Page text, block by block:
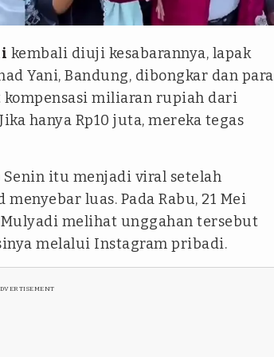
/ TikTok @spirit.id
kembali diuji kesabarannya, lapak
Yani, Bandung, dibongkar dan para
miliaran rupiah dari
hanya Rp10 juta, mereka tegas
itu menjadi viral setelah
luas. Pada Rabu, 21 Mei
Mulyadi melihat unggahan tersebut
melalui Instagram pribadi.